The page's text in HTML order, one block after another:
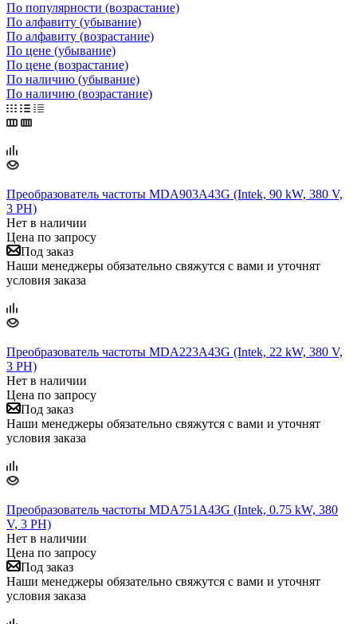
По популярности (возрастание)
По алфавиту (убывание)
По алфавиту (возрастание)
По цене (убывание)
По цене (возрастание)
По наличию (убывание)
По наличию (возрастание)
Преобразователь частоты MDA903A43G (Intek, 90 kW, 380 V,
3 PH)
Нет в наличии
Цена по запросу
Под заказ
Наши менеджеры обязательно свяжутся с вами и уточнят
условия заказа
Преобразователь частоты MDA223A43G (Intek, 22 kW, 380 V,
3 PH)
Нет в наличии
Цена по запросу
Под заказ
Наши менеджеры обязательно свяжутся с вами и уточнят
условия заказа
Преобразователь частоты MDA751A43G (Intek, 0.75 kW, 380
V, 3 PH)
Нет в наличии
Цена по запросу
Под заказ
Наши менеджеры обязательно свяжутся с вами и уточнят
условия заказа